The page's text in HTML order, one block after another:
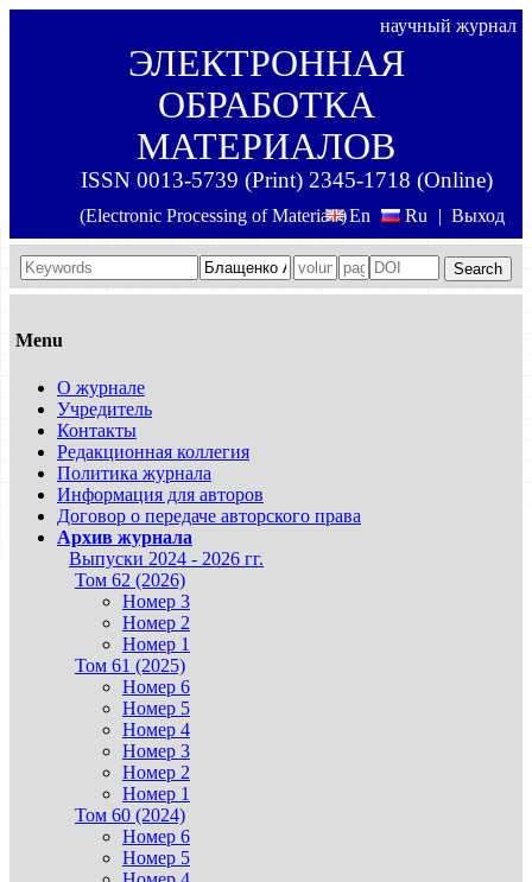
научный журнал
ЭЛЕКТРОННАЯ
ОБРАБОТКА
МАТЕРИАЛОВ
ISSN 0013-5739 (Print) 2345-1718 (Online)
(Electronic Processing of Materials) Выход
En Ru |
Search
Menu
О журнале
Учредитель
Контакты
Редакционная коллегия
Политика журнала
Информация для авторов
Договор о передаче авторского права
Архив журнала
Выпуски 2024 - 2026 гг.
Том 62 (2026)
Номер 3
Номер 2
Номер 1
Том 61 (2025)
Номер 6
Номер 5
Номер 4
Номер 3
Номер 2
Номер 1
Том 60 (2024)
Номер 6
Номер 5